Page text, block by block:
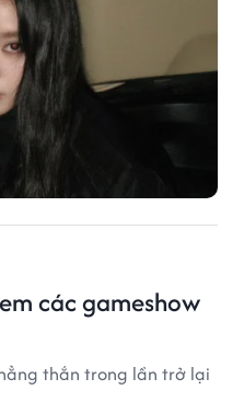
các gameshow
thắn trong lần trở lại